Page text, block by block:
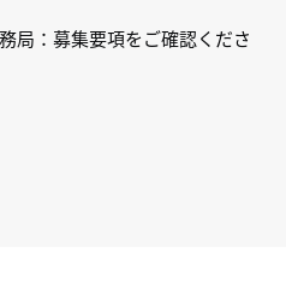
局：募集要項をご確認くださ